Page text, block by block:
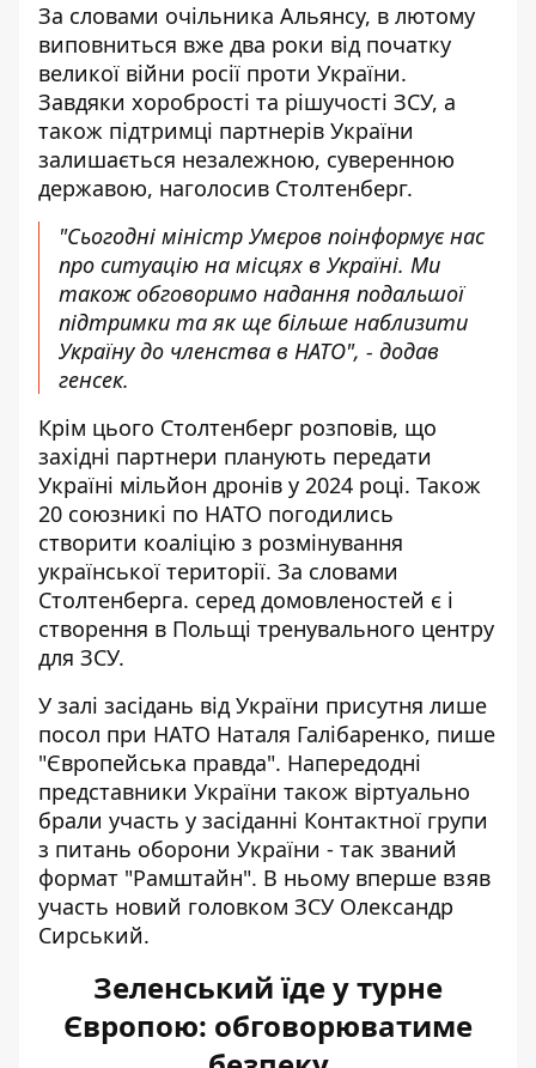
За словами очільника Альянсу, в лютому
виповниться вже два роки від початку
великої війни росії проти України.
Завдяки хоробрості та рішучості ЗСУ, а
також підтримці партнерів України
залишається незалежною, суверенною
державою, наголосив Столтенберг.
"Сьогодні міністр Умєров поінформує нас
про ситуацію на місцях в Україні. Ми
також обговоримо надання подальшої
підтримки та як ще більше наблизити
Україну до членства в НАТО", - додав
генсек.
Крім цього Столтенберг розповів, що
західні партнери планують передати
Україні мільйон дронів у 2024 році. Також
20 союзникі по НАТО погодились
створити коаліцію з розмінування
української території. За словами
Столтенберга. серед домовленостей є і
створення в Польщі тренувального центру
для ЗСУ.
У залі засідань від України присутня лише
посол при НАТО Наталя Галібаренко, пише
"Європейська правда". Напередодні
представники України також віртуально
брали участь у засіданні Контактної групи
з питань оборони України - так званий
формат "Рамштайн". В ньому вперше взяв
участь новий головком ЗСУ Олександр
Сирський.
Зеленський їде у турне
Європою: обговорюватиме